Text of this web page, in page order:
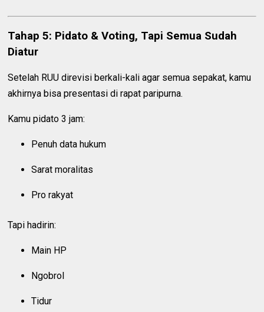
Tahap 5: Pidato & Voting, Tapi Semua Sudah
Diatur
Setelah RUU direvisi berkali-kali agar semua sepakat, kamu
akhirnya bisa presentasi di rapat paripurna.
Kamu pidato 3 jam:
Penuh data hukum
Sarat moralitas
Pro rakyat
Tapi hadirin:
Main HP
Ngobrol
Tidur